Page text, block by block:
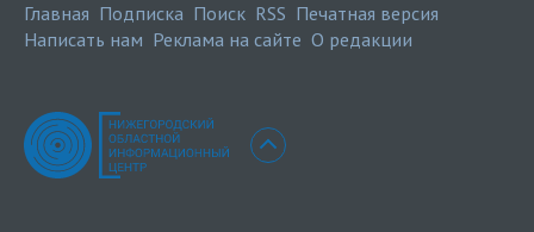
Главная Подписка Поиск RSS Печатная версия
Написать нам Реклама на сайте О редакции